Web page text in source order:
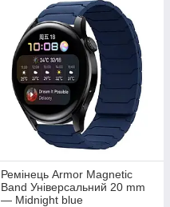
Ремінець Armor Magnetic
Band Універсальний 20 mm
— Midnight blue